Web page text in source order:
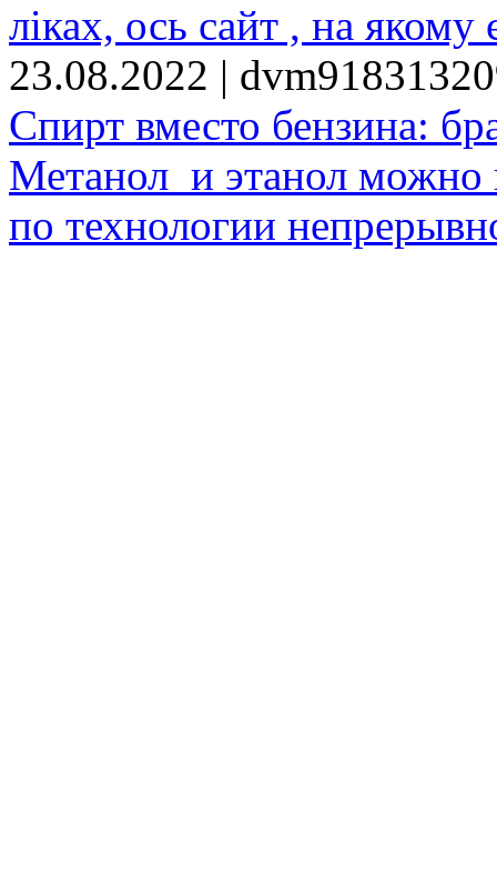
ліках, ось сайт , на якому
23.08.2022 |
Спирт вместо бензина:
Метанол и этанол можно
по технологии